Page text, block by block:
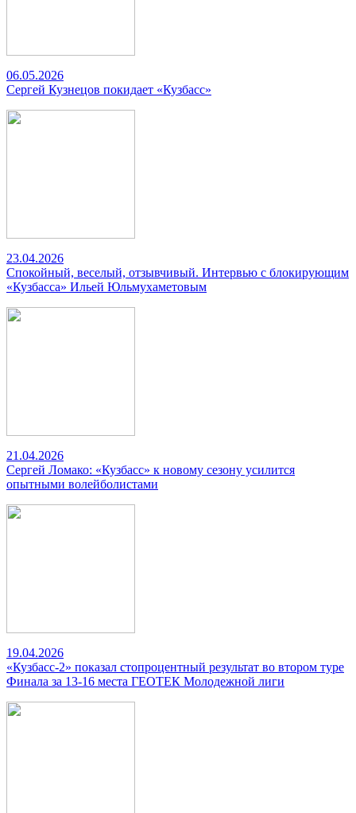
06.05.2026
Сергей Кузнецов покидает «Кузбасс»
23.04.2026
Спокойный, веселый, отзывчивый. Интервью с блокирующим
«Кузбасса» Ильей Юльмухаметовым
21.04.2026
Сергей Ломако: «Кузбасс» к новому сезону усилится
опытными волейболистами
19.04.2026
«Кузбасс-2» показал стопроцентный результат во втором туре
Финала за 13-16 места ГЕОТЕК Молодежной лиги